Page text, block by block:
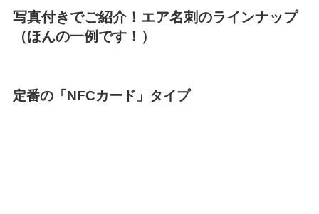
写真付きでご紹介！エア名刺のラインナップ
（ほんの一例です！）
定番の「NFCカード」タイプ